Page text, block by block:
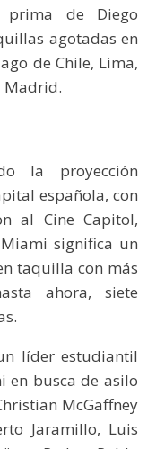
prima de Diego
agotadas en
de Chile, Lima,
Madrid.
la proyección
española, con
al Cine Capitol,
significa un
taquilla con más
ahora, siete
líder estudiantil
en busca de asilo
McGaffney
Jaramillo, Luis